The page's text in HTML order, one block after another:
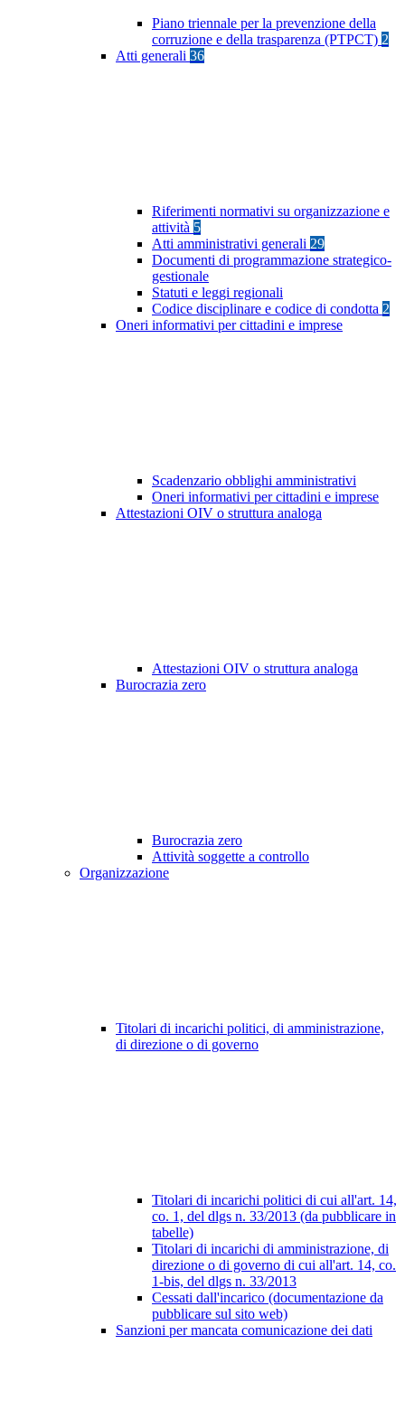
Piano triennale per la prevenzione della
corruzione e della trasparenza (PTPCT) 2
Atti generali 36
Riferimenti normativi su organizzazione e
attività 5
Atti amministrativi generali 29
Documenti di programmazione strategico-
gestionale
Statuti e leggi regionali
Codice disciplinare e codice di condotta 2
Oneri informativi per cittadini e imprese
Scadenzario obblighi amministrativi
Oneri informativi per cittadini e imprese
Attestazioni OIV o struttura analoga
Attestazioni OIV o struttura analoga
Burocrazia zero
Burocrazia zero
Attività soggette a controllo
Organizzazione
Titolari di incarichi politici, di amministrazione,
di direzione o di governo
Titolari di incarichi politici di cui all'art. 14,
co. 1, del dlgs n. 33/2013 (da pubblicare in
tabelle)
Titolari di incarichi di amministrazione, di
direzione o di governo di cui all'art. 14, co.
1-bis, del dlgs n. 33/2013
Cessati dall'incarico (documentazione da
pubblicare sul sito web)
Sanzioni per mancata comunicazione dei dati